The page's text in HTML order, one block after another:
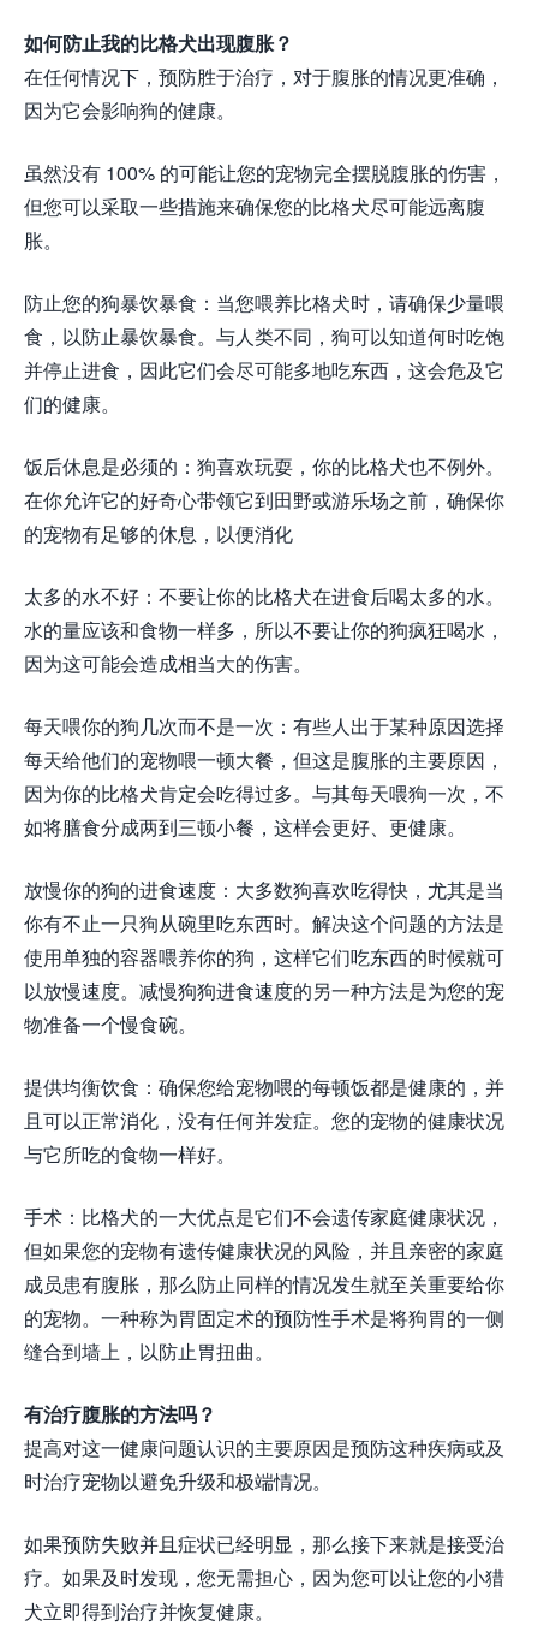
如何防止我的比格犬出现腹胀？
在任何情况下，预防胜于治疗，对于腹胀的情况更准确，
因为它会影响狗的健康。
虽然没有 100% 的可能让您的宠物完全摆脱腹胀的伤害，
但您可以采取一些措施来确保您的比格犬尽可能远离腹
胀。
防止您的狗暴饮暴食：当您喂养比格犬时，请确保少量喂
食，以防止暴饮暴食。与人类不同，狗可以知道何时吃饱
并停止进食，因此它们会尽可能多地吃东西，这会危及它
们的健康。
饭后休息是必须的：狗喜欢玩耍，你的比格犬也不例外。
在你允许它的好奇心带领它到田野或游乐场之前，确保你
的宠物有足够的休息，以便消化
太多的水不好：不要让你的比格犬在进食后喝太多的水。
水的量应该和食物一样多，所以不要让你的狗疯狂喝水，
因为这可能会造成相当大的伤害。
每天喂你的狗几次而不是一次：有些人出于某种原因选择
每天给他们的宠物喂一顿大餐，但这是腹胀的主要原因，
因为你的比格犬肯定会吃得过多。与其每天喂狗一次，不
如将膳食分成两到三顿小餐，这样会更好、更健康。
放慢你的狗的进食速度：大多数狗喜欢吃得快，尤其是当
你有不止一只狗从碗里吃东西时。解决这个问题的方法是
使用单独的容器喂养你的狗，这样它们吃东西的时候就可
以放慢速度。减慢狗狗进食速度的另一种方法是为您的宠
物准备一个慢食碗。
提供均衡饮食：确保您给宠物喂的每顿饭都是健康的，并
且可以正常消化，没有任何并发​​症。您的宠物的健康状况
与它所吃的食物一样好。
手术：比格犬的一大优点是它们不会遗传家庭健康状况，
但如果您的宠物有遗传健康状况的风险，并且亲密的家庭
成员患有腹胀，那么防止同样的情况发生就至关重要给你
的宠物。一种称为胃固定术的预防性手术是将狗胃的一侧
缝合到墙上，以防止胃扭曲。
有治疗腹胀的方法吗？
提高对这一健康问题认识的主要原因是预防这种疾病或及
时治疗宠物以避免升级和极端情况。
如果预防失败并且症状已经明显，那么接下来就是接受治
疗。如果及时发现，您无需担心，因为您可以让您的小猎
犬立即得到治疗并恢复健康。